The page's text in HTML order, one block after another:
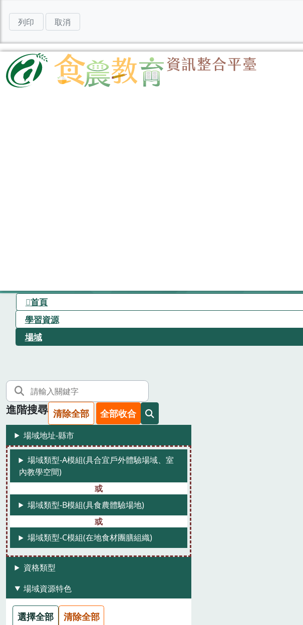
列印 取消
首頁
學習資源
場域
進階搜尋 清除全部 全部收合
場域地址-縣市
場域類型-A模組(具合宜戶外體驗場域、室
內教學空間)
場域類型-B模組(具食農體驗場地)
場域類型-C模組(在地食材團膳組織)
資格類型
場域資源特色
選擇全部 清除全部